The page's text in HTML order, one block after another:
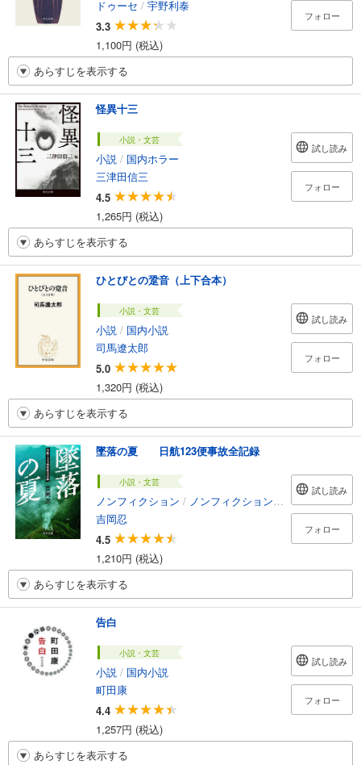
ドゥーセ / 宇野利泰
3.3
1,100円 (税込)
フォロー
あらすじを表示する
怪異十三
小説・文芸
小説 / 国内ホラー
三津田信三
4.5
1,265円 (税込)
試し読み
フォロー
あらすじを表示する
ひとびとの跫音（上下合本）
小説・文芸
小説 / 国内小説
司馬遼太郎
5.0
1,320円 (税込)
試し読み
フォロー
あらすじを表示する
墜落の夏 日航123便事故全記録
小説・文芸
ノンフィクション / ノンフィクション・ドキュメンタリー
吉岡忍
4.5
1,210円 (税込)
試し読み
フォロー
あらすじを表示する
告白
小説・文芸
小説 / 国内小説
町田康
4.4
1,257円 (税込)
試し読み
フォロー
あらすじを表示する